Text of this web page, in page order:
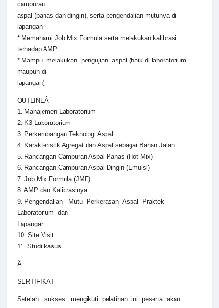
campuran
aspal (panas dan dingin), serta pengendalian mutunya di
lapangan
* Memahami Job Mix Formula serta melakukan kalibrasi
terhadap AMP
* Mampu melakukan pengujian aspal (baik di laboratorium
maupun di
lapangan)
OUTLINEÂ
1. Manajemen Laboratorium
2. K3 Laboratorium
3. Perkembangan Teknologi Aspal
4. Karakteristik Agregat dan Aspal sebagai Bahan Jalan
5. Rancangan Campuran Aspal Panas (Hot Mix)
6. Rancangan Campuran Aspal Dingin (Emulsi)
7. Job Mix Formula (JMF)
8. AMP dan Kalibrasinya
9. Pengendalian Mutu Perkerasan Aspal Praktek
Laboratorium dan
Lapangan
10. Site Visit
11. Studi kasus
Â
SERTIFIKAT
Setelah sukses mengikuti pelatihan ini peserta akan